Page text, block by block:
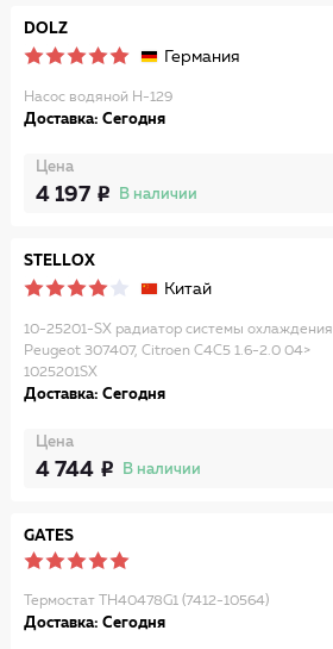
DOLZ
Германия
Насос водяной H-129
Доставка: Сегодня
Цена
4 197 В наличии
STELLOX
Китай
10-25201-SX радиатор системы охлаждения
Peugeot 307407, Citroen C4C5 1.6-2.0 04>
1025201SX
Доставка: Сегодня
Цена
4 744 В наличии
GATES
Термостат TH40478G1 (7412-10564)
Доставка: Сегодня